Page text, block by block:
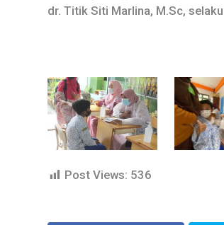
dr. Titik Siti Marlina, M.Sc,
Post Views: 536